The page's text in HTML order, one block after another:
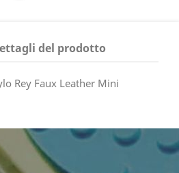
del prodotto
Rey Faux Leather Mini